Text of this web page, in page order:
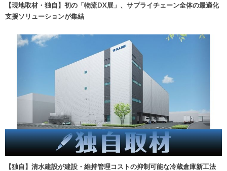
【現地取材・独自】初の「物流DX展」、サプライチェーン全体の最適化
支援ソリューションが集結
【独自】清水建設が建設・維持管理コストの抑制可能な冷蔵倉庫新工法